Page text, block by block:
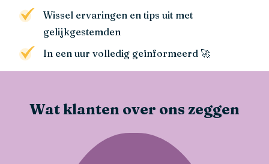
Wissel ervaringen en tips uit met
gelijkgestemden
In een uur volledig geïnformeerd 🚀
Wat klanten over ons zeggen